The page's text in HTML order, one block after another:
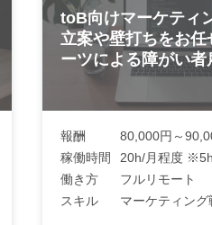
toB向けマーケティ
立案や壁打ちをお任
ーツによる障がい者
報酬
80,000円～
稼働時間
20h/月程度
働き方
フルリモート
スキル
マーケティング